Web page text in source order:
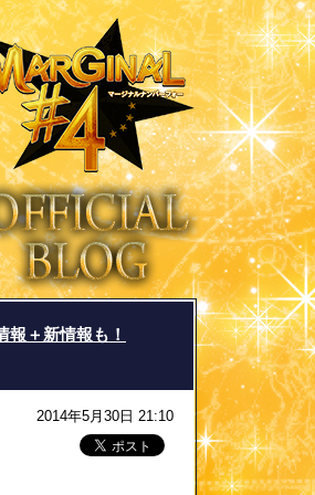
＋新情報も！
2014年5月30日 21:10